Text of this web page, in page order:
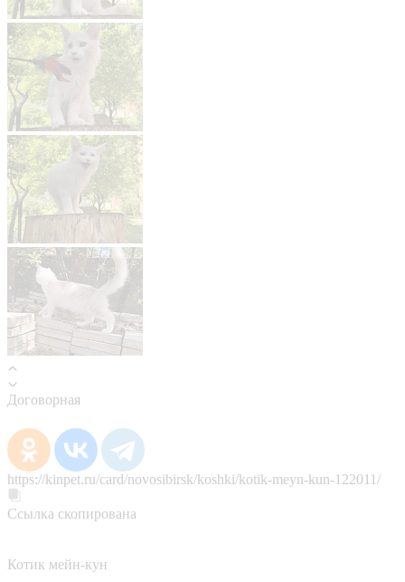
Договорная
https://kinpet.ru/card/novosibirsk/koshki/kotik-meyn-kun-122011/
Ссылка скопирована
Котик мейн-кун